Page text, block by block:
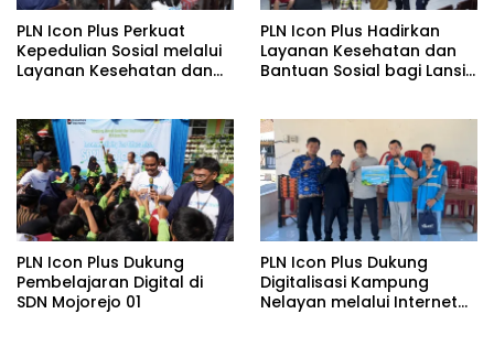
PLN Icon Plus Perkuat
Kepedulian Sosial melalui
Layanan Kesehatan dan
PLN Icon Plus Hadirkan
Layanan Kesehatan dan
Bantuan Sosial bagi Lansia
PLN Icon Plus Dukung
Pembelajaran Digital di
SDN Mojorejo 01
PLN Icon Plus Dukung
Digitalisasi Kampung
Nelayan melalui Internet